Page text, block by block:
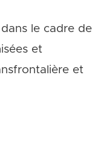
le cadre de
et
et